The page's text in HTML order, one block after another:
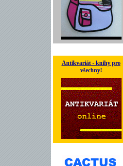
Antikvariát - knihy pro
všechny!